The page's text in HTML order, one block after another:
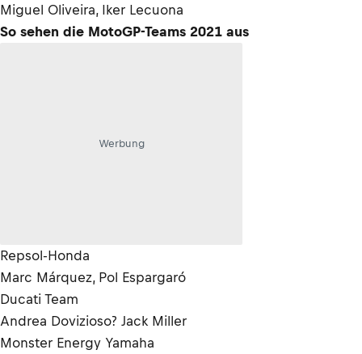
Miguel Oliveira, Iker Lecuona
So sehen die MotoGP-Teams 2021 aus
Werbung
Repsol-Honda
Marc Márquez, Pol Espargaró
Ducati Team
Andrea Dovizioso? Jack Miller
Monster Energy Yamaha